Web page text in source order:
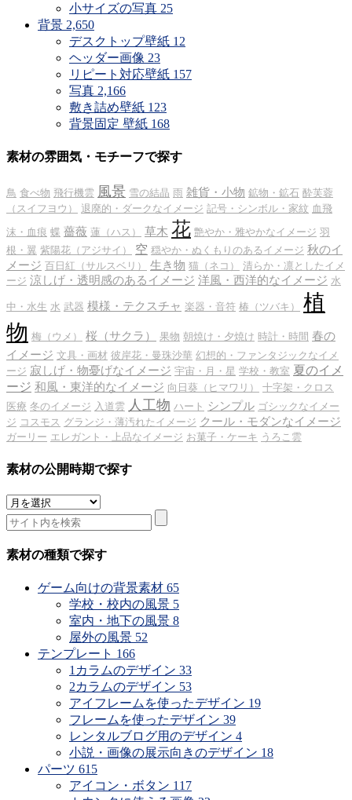
小サイズの写真 25
背景 2,650
デスクトップ壁紙 12
ヘッダー画像 23
リピート対応壁紙 157
写真 2,166
敷き詰め壁紙 123
背景固定 壁紙 168
素材の雰囲気・モチーフで探す
鳥 食べ物 飛行機雲 風景 雪の結晶 雨 雑貨・小物 鉱物・鉱石 酔芙蓉
（スイフヨウ）
退廃的・ダークなイメージ 記号・シンボル・家紋 血飛
沫・血痕 蝶 薔薇 蓮（ハス） 草木 花 艶やか・雅やかなイメージ 羽
根・翼 紫陽花（アジサイ） 空 穏やか・ぬくもりのあるイメージ 秋のイ
メージ 百日紅（サルスベリ） 生き物 猫（ネコ）
清らか・凛としたイメ
ージ 涼しげ・透明感のあるイメージ 洋風・西洋的なイメージ 水
中・水生 水 武器 模様・テクスチャ 楽器・音符 椿（ツバキ）
植
物 梅（ウメ） 桜（サクラ） 果物 朝焼け・夕焼け 時計・時間 春の
イメージ 文具・画材 彼岸花・曼珠沙華 幻想的・ファンタジックなイメ
ージ 寂しげ・物憂げなイメージ 宇宙・月・星 学校・教室 夏のイメ
ージ 和風・東洋的なイメージ 向日葵（ヒマワリ）
十字架・クロス
医療 冬のイメージ 入道雲 人工物 ハート シンプル ゴシックなイメー
ジ コスモス グランジ・薄汚れたイメージ クール・モダンなイメージ
ガーリー エレガント・上品なイメージ お菓子・ケーキ うろこ雲
素材の公開時期で探す
素
材
の
公
素材の種類で探す
ゲーム向けの背景素材 65
学校・校内の風景 5
室内・地下の風景 8
屋外の風景 52
テンプレート 166
1カラムのデザイン 33
2カラムのデザイン 53
アイフレームを使ったデザイン 19
フレームを使ったデザイン 39
レンタルブログ用のデザイン 4
小説・画像の展示向きのデザイン 18
パーツ 615
アイコン・ボタン 117